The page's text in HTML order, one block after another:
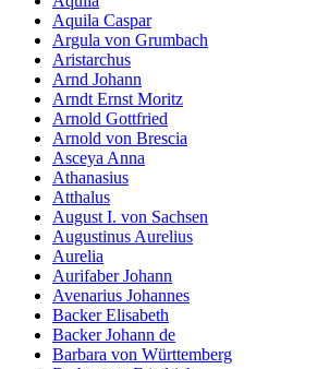
Aquila Caspar
Argula von Grumbach
Aristarchus
Arnd Johann
Arndt Ernst Moritz
Arnold Gottfried
Arnold von Brescia
Asceya Anna
Athanasius
Atthalus
August I. von Sachsen
Augustinus Aurelius
Aurelia
Aurifaber Johann
Avenarius Johannes
Backer Elisabeth
Backer Johann de
Barbara von Württemberg
Marketing
Indem Sie uns Ihre
Interessen und Ihr
Verhalten beim
Besuch unserer
Website mitteilen,
erhöhen Sie die
Wahrscheinlichkeit,
personalisierte
Inhalte und
Angebote zu sehen.